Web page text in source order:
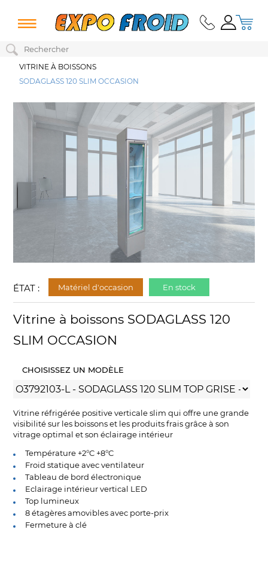
VITRINE À BOISSONS
SODAGLASS 120 SLIM OCCASION
ÉTAT : Matériel d'occasion En stock
Vitrine à boissons SODAGLASS 120
SLIM OCCASION
CHOISISSEZ UN MODÈLE
Vitrine réfrigérée positive verticale slim qui offre une grande
visibilité sur les boissons et les produits frais grâce à son
vitrage optimal et son éclairage intérieur
Température +2°C +8°C
Froid statique avec ventilateur
Tableau de bord électronique
Eclairage intérieur vertical LED
Top lumineux
8 étagères amovibles avec porte-prix
Fermeture à clé